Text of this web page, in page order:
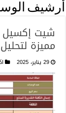
أرشيف
شيت إكسيل
مميزة
29 يناير، 2025